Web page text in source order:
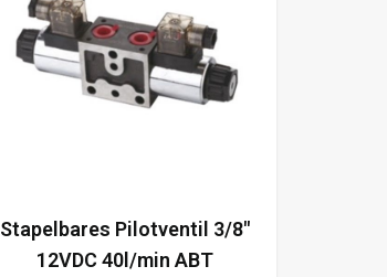
Stapelbares Pilotventil 3/8"
12VDC 40l/min ABT